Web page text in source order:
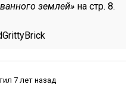
землей» на стр. 8.
7 лет назад